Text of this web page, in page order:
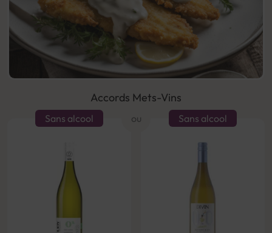
Accords Mets-Vins
ou
Sans alcool Sans alcool